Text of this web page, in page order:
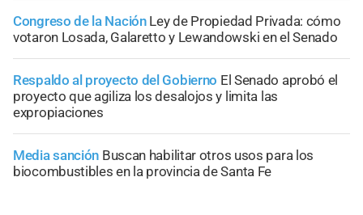
Congreso de la Nación Ley de Propiedad Privada: cómo
votaron Losada, Galaretto y Lewandowski en el Senado
Respaldo al proyecto del Gobierno El Senado aprobó el
proyecto que agiliza los desalojos y limita las
expropiaciones
Media sanción Buscan habilitar otros usos para los
biocombustibles en la provincia de Santa Fe